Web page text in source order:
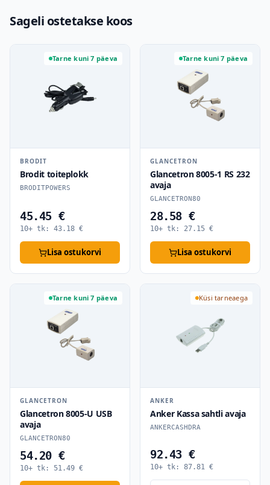
Sageli ostetakse koos
Tarne kuni 7 päeva
BRODIT
Brodit toiteplokk
BRODITPOWERS
45.45 €
10+ tk: 43.18 €
Lisa ostukorvi
Tarne kuni 7 päeva
GLANCETRON
Glancetron 8005-1 RS 232
avaja
GLANCETRON80
28.58 €
10+ tk: 27.15 €
Lisa ostukorvi
Tarne kuni 7 päeva
GLANCETRON
Glancetron 8005-U USB
avaja
GLANCETRON80
54.20 €
10+ tk: 51.49 €
Küsi tarneaega
ANKER
Anker Kassa sahtli avaja
ANKERCASHDRA
92.43 €
10+ tk: 87.81 €